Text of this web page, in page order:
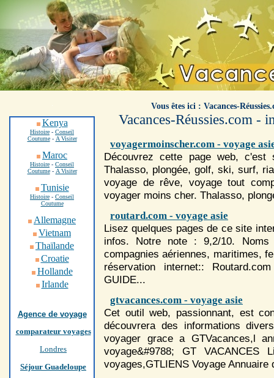
.
Kenya
Histoire - Conseil
Coutume - A Visiter
Maroc
Histoire - Conseil
Coutume- A Visiter
Tunisie
Histoire - Conseil
Coutume
Allemagne
Vietnam
Thaïlande
Croatie
Hollande
Irlande
Agence de voyage
comparateur voyages
Londres
Séjour Guadeloupe
Vous êtes ici : Vacances-
Vacances-Réussies.com -
voyagermoinscher.com - voyage
Découvrez cette page web,
Thalasso, plongée, golf, ski, surf,
voyage de rêve, voyagetout
voyager moins cher. Thalasso,
routard.com - voyage asie
Lisez quelques pages de ce site
infos. Notre note : 9,2/10. Noms
compagnies aériennes, maritimes,
réservation internet::
GUIDE...
gtvacances.com - voyage asie
Cet outil web, passionnant, est
découvrera des informations
voyager grace a GTVacances,l
voyage&#9788; GT
voyages,GTLIENS Voyage Annuaire